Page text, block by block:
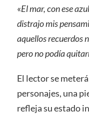
«El mar, con ese
distrajo mis
aquellos recuerdos
pero no podía
El lector se
personajes, una
refleja su estado